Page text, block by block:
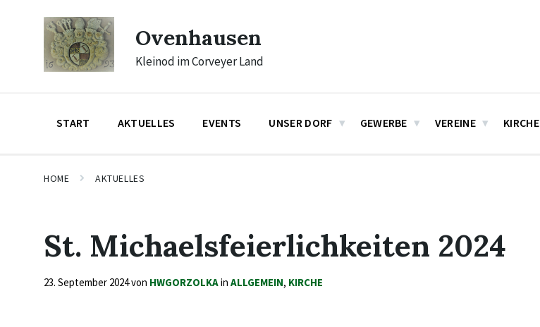
navigation
Ovenhausen
Kleinod im Corveyer Land
START AKTUELLES EVENTS UNSER DORF GEWERBE VEREINE KIRCHE
HOME AKTUELLES
St. Michaelsfeierlichkeiten 2024
23. September 2024von HWGORZOLKAin ALLGEMEIN, KIRCHE